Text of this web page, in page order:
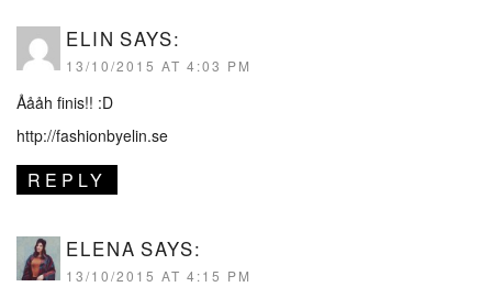
ELIN SAYS:
13/10/2015 AT 4:03 PM
Åååh finis!! :D
http://fashionbyelin.se
REPLY
ELENA SAYS:
13/10/2015 AT 4:15 PM